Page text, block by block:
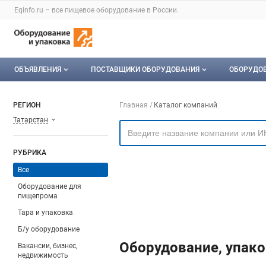
Раздел навигации по сайту eqinfo.ru
Eqinfo.ru – все пищевое оборудование в России.
Авторизация и меню пользователя
Навигация по разделам сайта eqinfo.ru
ОБЪЯВЛЕНИЯ
Мои объявления
ПОСТАВЩИКИ ОБОРУДОВАНИЯ
Каталог компаний
Моя компания
Мое
РЕГИОН
Татарстан
РУБРИКА
Все
Оборудование для
пищепрома
Тара и упаковка
Б/у оборудование
Вакансии, бизнес,
недвижимость
Навигация по
Главная Каталог компаний
Оборудование,